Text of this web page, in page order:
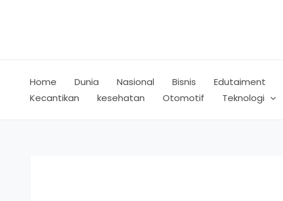
Home Dunia Nasional Bisnis Edutaiment
Kecantikan
kesehatan Otomotif Teknologi